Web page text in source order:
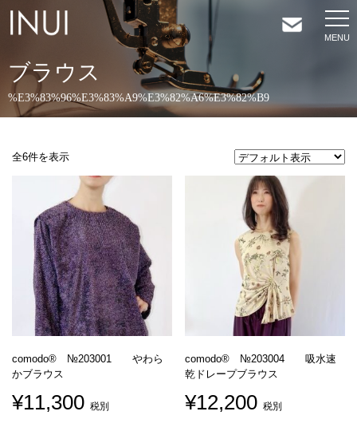
HOME
RECRUIT
BLOG
ブラウス
%E3%83%96%E3%83%A9%E3%82%A6%E3%82%B9
全6件を表示
comodo® №203001 やわら
かブラウス
¥11,300 税別
comodo® №203004 吸水速
乾ドレープブラウス
¥12,200 税別